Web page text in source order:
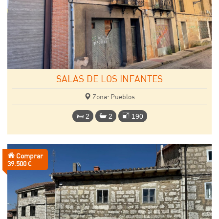
SALAS DE LOS INFANTES
Zona: Pueblos
2 2 190
Comprar
Precio:
39.500 €